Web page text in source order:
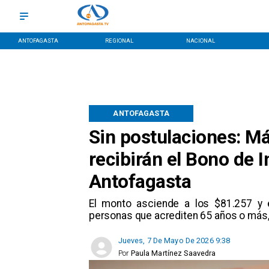
ANTOFAGASTA REGIONAL NACIONAL
Sin postulaciones:
recibirán el Bono de
Antofagasta
El monto asciende a los $81.257
personas que acrediten 65 años o
ANTOFAGASTA
Jueves, 7 De Mayo De 2026 9:38
Paula Martínez Saavedra
Por